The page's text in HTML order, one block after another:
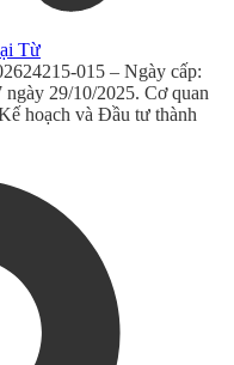
Từ
015 – Ngày cấp:
29/10/2025. Cơ quan
hoạch và Đầu tư thành